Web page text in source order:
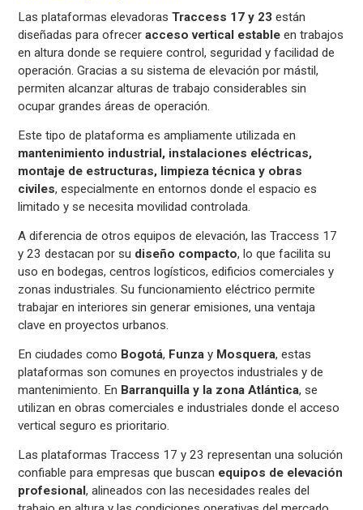
Las plataformas elevadorasTraccess 17 y 23 están
diseñadas para ofreceracceso vertical estable en trabajos
en altura donde se requiere control, seguridad y facilidad de
operación. Gracias a su sistema de elevación por mástil,
permiten alcanzar alturas de trabajo considerables sin
ocupar grandes áreas de operación.
Este tipo de plataforma es ampliamente utilizada en
mantenimiento industrial, instalaciones eléctricas,
montaje de estructuras, limpieza técnica y obras
civiles, especialmente en entornos donde el espacio es
limitado y se necesita movilidad controlada.
A diferencia de otros equipos de elevación, las Traccess 17
y 23 destacan por su diseño compacto, lo que facilita su
uso en bodegas, centros logísticos, edificios comerciales y
zonas industriales. Su funcionamiento eléctrico permite
trabajar en interiores sin generar emisiones, una ventaja
clave en proyectos urbanos.
En ciudades como Bogotá, Funza y Mosquera, estas
plataformas son comunes en proyectos industriales y de
mantenimiento. En Barranquilla y la zona Atlántica, se
utilizan en obras comerciales e industriales donde el acceso
vertical seguro es prioritario.
Las plataformas Traccess 17 y 23 representan una solución
confiable para empresas que buscan equipos de elevación
profesional, alineados con las necesidades reales del